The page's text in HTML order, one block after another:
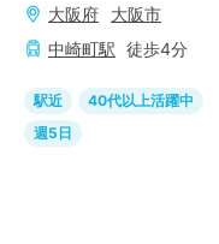
大阪府
大阪市
中崎町駅 徒歩4分
駅近
40代以上活躍中
週5日